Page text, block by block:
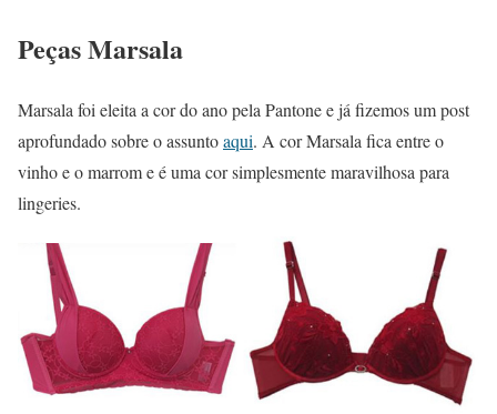
Peças Marsala
Marsala foi eleita a cor do ano pela Pantone e já fizemos um post
aprofundado sobre o assuntoaqui. A cor Marsala fica entre o
vinho e o marrom e é uma cor simplesmente maravilhosa para
lingeries.